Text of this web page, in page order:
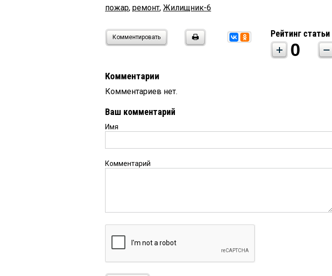
пожар, ремонт, Жилищник-6
Комментировать Рейтинг статьи
0
Комментарии
Комментариев нет.
Ваш комментарий
Имя
Комментарий